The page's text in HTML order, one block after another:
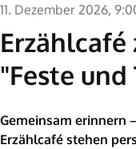
Erzählcafé
"Feste
11. Dezember 2026,
Gemeinsam erinnern
Erzählcafé stehen